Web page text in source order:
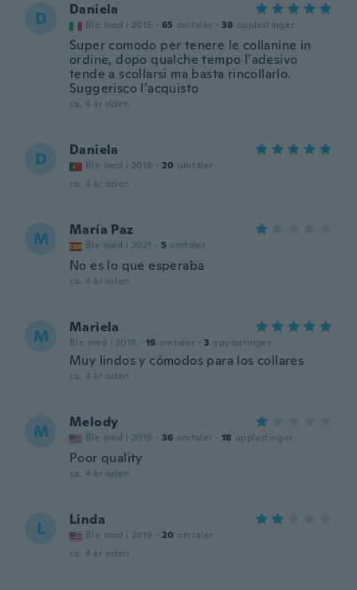
D Daniela
Ble med i 2015 · 65 omtaler · 38 opplastinger
Super comodo per tenere le collanine in
ordine, dopo qualche tempo l’adesivo
tende a scollarsi ma basta rincollarlo.
Suggerisco l’acquisto
ca. 4 år siden
D Daniela
Ble med i 2018 · 20 omtaler
ca. 4 år siden
M María Paz
Ble med i 2021 · 5 omtaler
No es lo que esperaba
ca. 4 år siden
M Mariela
Ble med i 2018 · 19 omtaler · 3 opplastinger
Muy lindos y cómodos para los collares
ca. 4 år siden
M Melody
Ble med i 2015 · 36 omtaler · 18 opplastinger
Poor quality
ca. 4 år siden
L Linda
Ble med i 2019 · 20 omtaler
ca. 4 år siden